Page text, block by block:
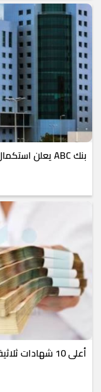
بنك ABC يعلن استكمال الاندماج القانوني مع «بلوم مصر»
أعلى 10 شهادات ثلاثية متغيرة بعائد شهري بعد رفع الفائدة